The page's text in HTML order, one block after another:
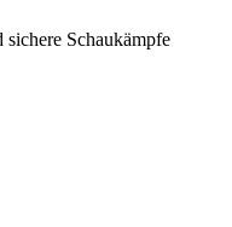
Schaukämpfe